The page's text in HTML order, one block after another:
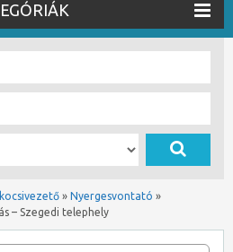
» Nyergesvontató »
– Szegedi telephely